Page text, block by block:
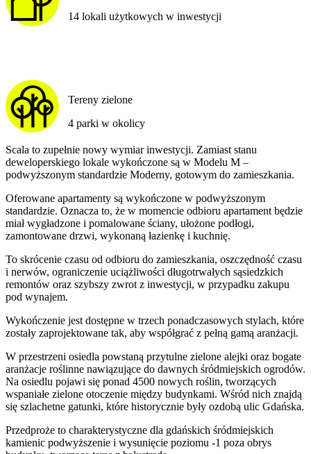
14 lokali użytkowych w inwestycji
Tereny zielone
4 parki w okolicy
Scala to zupełnie nowy wymiar inwestycji. Zamiast stanu
deweloperskiego lokale wykończone są w Modelu M –
podwyższonym standardzie Moderny, gotowym do zamieszkania.
Oferowane apartamenty są wykończone w podwyższonym
standardzie. Oznacza to, że w momencie odbioru apartament będzie
miał wygładzone i pomalowane ściany, ułożone podłogi,
zamontowane drzwi, wykonaną łazienkę i kuchnię.
To skrócenie czasu od odbioru do zamieszkania, oszczędność czasu
i nerwów, ograniczenie uciążliwości długotrwałych sąsiedzkich
remontów oraz szybszy zwrot z inwestycji, w przypadku zakupu
pod wynajem.
Wykończenie jest dostępne w trzech ponadczasowych stylach, które
zostały zaprojektowane tak, aby współgrać z pełną gamą aranżacji.
W przestrzeni osiedla powstaną przytulne zielone alejki oraz bogate
aranżacje roślinne nawiązujące do dawnych śródmiejskich ogrodów.
Na osiedlu pojawi się ponad 4500 nowych roślin, tworzących
wspaniałe zielone otoczenie między budynkami. Wśród nich znajdą
się szlachetne gatunki, które historycznie były ozdobą ulic Gdańska.
Przedproże to charakterystyczne dla gdańskich śródmiejskich
kamienic podwyższenie i wysunięcie poziomu -1 poza obrys